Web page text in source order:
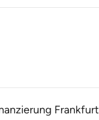
Frankfurt